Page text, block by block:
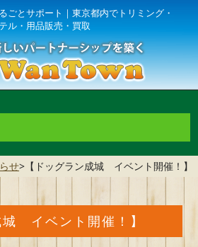
ごとサポート｜東京都内でトリミング・
ル・用品販売・買取
せ> 【ドッグラン成城 イベント開催！】
城 イベント開催！】